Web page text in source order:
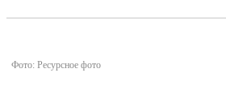
Фото: Ресурсное фото